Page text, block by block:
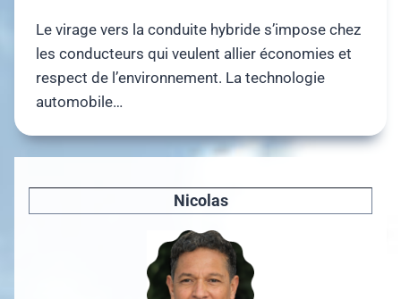
Le virage vers la conduite hybride s’impose chez
les conducteurs qui veulent allier économies et
respect de l’environnement. La technologie
automobile…
Nicolas